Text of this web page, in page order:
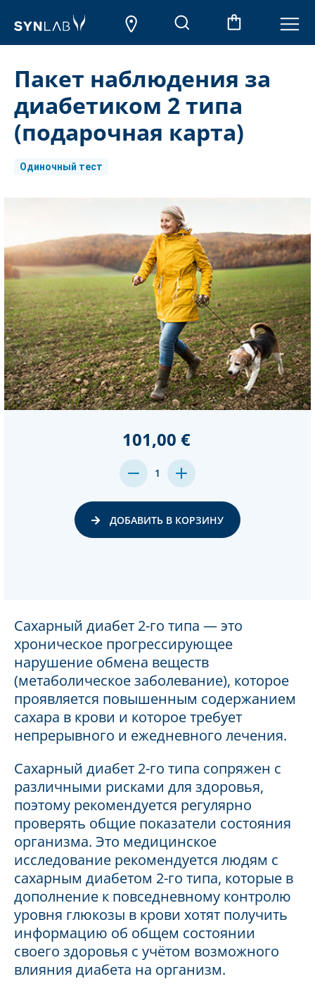
Пакет наблюдения за
диабетиком 2 типа
(подарочная карта)
Одиночный тест
Сахарный диабет 2-го типа — это
хроническое прогрессирующее
нарушение обмена веществ
(метаболическое заболевание), которое
проявляется повышенным содержанием
сахара в крови и которое требует
непрерывного и ежедневного лечения.
Сахарный диабет 2-го типа сопряжен с
различными рисками для здоровья,
поэтому рекомендуется регулярно
проверять общие показатели состояния
организма. Это медицинское
исследование рекомендуется людям с
сахарным диабетом 2-го типа, которые в
дополнение к повседневному контролю
уровня глюкозы в крови хотят получить
информацию об общем состоянии
своего здоровья с учётом возможного
влияния диабета на организм.
101,00 €
MENGE
VON
UNDEFINED
1
MENGE
VON
UNDEFINED
ДОБАВИТЬ В КОРЗИНУ